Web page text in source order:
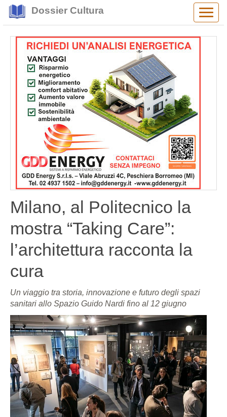
Dossier Cultura
Milano, al Politecnico la
mostra “Taking Care”:
l’architettura racconta la
cura
Un viaggio tra storia, innovazione e futuro degli spazi
sanitari allo Spazio Guido Nardi fino al 12 giugno